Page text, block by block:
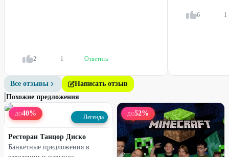
2 1 Ответить
6 1
Все отзывы
Написать отзыв
Похожие предложения
ДО40% Легенда
Ресторан Танцор Диско
Банкетные предложения в
ДО52%